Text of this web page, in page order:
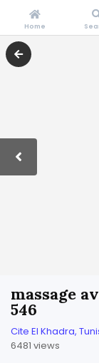
massage
546
Cite El Khadra,
6481 views
Home